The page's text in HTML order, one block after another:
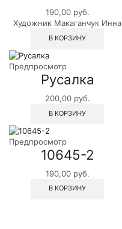
190,00 руб.
Художник Макаганчук Инна
В КОРЗИНУ
Предпросмотр
Русалка
200,00 руб.
В КОРЗИНУ
Предпросмотр
10645-2
190,00 руб.
В КОРЗИНУ